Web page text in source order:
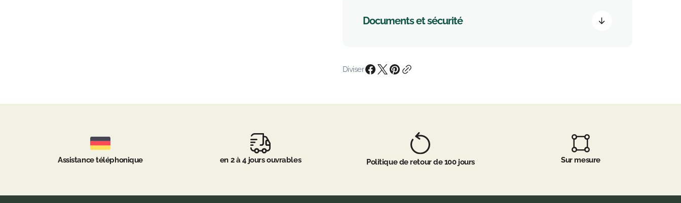
Documents et sécurité
Diviser
Assistance téléphonique en 2 à 4 jours ouvrables Politique de retour de 100 jours Sur mesure